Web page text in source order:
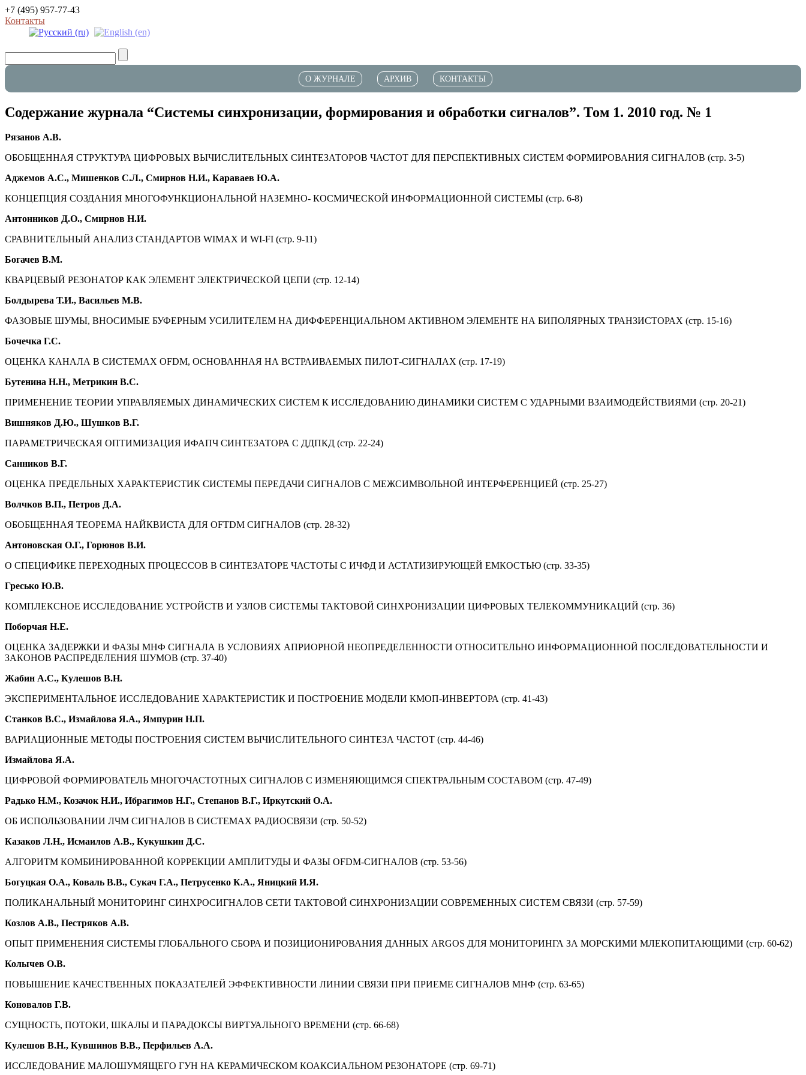
+7 (495) 957-77-43
Контакты
О ЖУРНАЛЕ АРХИВ КОНТАКТЫ
Содержание журнала “Системы синхронизации, формирования и обработки сигналов”. Том 1. 2010 год. № 1
Рязанов А.В.
ОБОБЩЕННАЯ СТРУКТУРА ЦИФРОВЫХ ВЫЧИСЛИТЕЛЬНЫХ СИНТЕЗАТОРОВ ЧАСТОТ ДЛЯ ПЕРСПЕКТИВНЫХ СИСТЕМ ФОРМИРОВАНИЯ СИГНАЛОВ (стр. 3-5)
Аджемов А.С., Мишенков С.Л., Смирнов Н.И., Караваев Ю.А.
КОНЦЕПЦИЯ СОЗДАНИЯ МНОГОФУНКЦИОНАЛЬНОЙ НАЗЕМНО- КОСМИЧЕСКОЙ ИНФОРМАЦИОННОЙ СИСТЕМЫ (стр. 6-8)
Антонников Д.О., Смирнов Н.И.
СРАВНИТЕЛЬНЫЙ АНАЛИЗ СТАНДАРТОВ WIMAX И WI-FI (стр. 9-11)
Богачев В.М.
КВАРЦЕВЫЙ РЕЗОНАТОР КАК ЭЛЕМЕНТ ЭЛЕКТРИЧЕСКОЙ ЦЕПИ (стр. 12-14)
Болдырева Т.И., Васильев М.В.
ФАЗОВЫЕ ШУМЫ, ВНОСИМЫЕ БУФЕРНЫМ УСИЛИТЕЛЕМ НА ДИФФЕРЕНЦИАЛЬНОМ АКТИВНОМ ЭЛЕМЕНТЕ НА БИПОЛЯРНЫХ ТРАНЗИСТОРАХ (стр. 15-16)
Бочечка Г.С.
ОЦЕНКА КАНАЛА В СИСТЕМАХ OFDM, ОСНОВАННАЯ НА ВСТРАИВАЕМЫХ ПИЛОТ-СИГНАЛАХ (стр. 17-19)
Бутенина Н.Н., Метрикин В.С.
ПРИМЕНЕНИЕ ТЕОРИИ УПРАВЛЯЕМЫХ ДИНАМИЧЕСКИХ СИСТЕМ К ИССЛЕДОВАНИЮ ДИНАМИКИ СИСТЕМ С УДАРНЫМИ ВЗАИМОДЕЙСТВИЯМИ (стр. 20-21)
Вишняков Д.Ю., Шушков В.Г.
ПАРАМЕТРИЧЕСКАЯ ОПТИМИЗАЦИЯ ИФАПЧ СИНТЕЗАТОРА С ДДПКД (стр. 22-24)
Санников В.Г.
ОЦЕНКА ПРЕДЕЛЬНЫХ ХАРАКТЕРИСТИК СИСТЕМЫ ПЕРЕДАЧИ СИГНАЛОВ С МЕЖСИМВОЛЬНОЙ ИНТЕРФЕРЕНЦИЕЙ (стр. 25-27)
Волчков В.П., Петров Д.А.
ОБОБЩЕННАЯ ТЕОРЕМА НАЙКВИСТА ДЛЯ OFTDM СИГНАЛОВ (стр. 28-32)
Антоновская О.Г., Горюнов В.И.
О СПЕЦИФИКЕ ПЕРЕХОДНЫХ ПРОЦЕССОВ В СИНТЕЗАТОРЕ ЧАСТОТЫ С ИЧФД И АСТАТИЗИРУЮЩЕЙ ЕМКОСТЬЮ (стр. 33-35)
Гресько Ю.В.
КОМПЛЕКСНОЕ ИССЛЕДОВАНИЕ УСТРОЙСТВ И УЗЛОВ СИСТЕМЫ ТАКТОВОЙ СИНХРОНИЗАЦИИ ЦИФРОВЫХ ТЕЛЕКОММУНИКАЦИЙ (стр. 36)
Поборчая Н.Е.
ОЦЕНКА ЗАДЕРЖКИ И ФАЗЫ МНФ СИГНАЛА В УСЛОВИЯХ АПРИОРНОЙ НЕОПРЕДЕЛЕННОСТИ ОТНОСИТЕЛЬНО ИНФОРМАЦИОННОЙ ПОСЛЕДОВАТЕЛЬНОСТИ И
ЗАКОНОВ РАСПРЕДЕЛЕНИЯ ШУМОВ (стр. 37-40)
Жабин А.С., Кулешов В.Н.
ЭКСПЕРИМЕНТАЛЬНОЕ ИССЛЕДОВАНИЕ ХАРАКТЕРИСТИК И ПОСТРОЕНИЕ МОДЕЛИ КМОП-ИНВЕРТОРА (стр. 41-43)
Станков В.С., Измайлова Я.А., Ямпурин Н.П.
ВАРИАЦИОННЫЕ МЕТОДЫ ПОСТРОЕНИЯ СИСТЕМ ВЫЧИСЛИТЕЛЬНОГО СИНТЕЗА ЧАСТОТ (стр. 44-46)
Измайлова Я.А.
ЦИФРОВОЙ ФОРМИРОВАТЕЛЬ МНОГОЧАСТОТНЫХ СИГНАЛОВ С ИЗМЕНЯЮЩИМСЯ СПЕКТРАЛЬНЫМ СОСТАВОМ (стр. 47-49)
Радько Н.М., Козачок Н.И., Ибрагимов Н.Г., Степанов В.Г., Иркутский О.А.
ОБ ИСПОЛЬЗОВАНИИ ЛЧМ СИГНАЛОВ В СИСТЕМАХ РАДИОСВЯЗИ (стр. 50-52)
Казаков Л.Н., Исмаилов А.В., Кукушкин Д.С.
АЛГОРИТМ КОМБИНИРОВАННОЙ КОРРЕКЦИИ АМПЛИТУДЫ И ФАЗЫ OFDM-СИГНАЛОВ (стр. 53-56)
Богуцкая О.А., Коваль В.В., Сукач Г.А., Петрусенко К.А., Яницкий И.Я.
ПОЛИКАНАЛЬНЫЙ МОНИТОРИНГ СИНХРОСИГНАЛОВ СЕТИ ТАКТОВОЙ СИНХРОНИЗАЦИИ СОВРЕМЕННЫХ СИСТЕМ СВЯЗИ (стр. 57-59)
Козлов А.В., Пестряков А.В.
ОПЫТ ПРИМЕНЕНИЯ СИСТЕМЫ ГЛОБАЛЬНОГО СБОРА И ПОЗИЦИОНИРОВАНИЯ ДАННЫХ ARGOS ДЛЯ МОНИТОРИНГА ЗА МОРСКИМИ МЛЕКОПИТАЮЩИМИ (стр. 60-62)
Колычев О.В.
ПОВЫШЕНИЕ КАЧЕСТВЕННЫХ ПОКАЗАТЕЛЕЙ ЭФФЕКТИВНОСТИ ЛИНИИ СВЯЗИ ПРИ ПРИЕМЕ СИГНАЛОВ МНФ (стр. 63-65)
Коновалов Г.В.
СУЩНОСТЬ, ПОТОКИ, ШКАЛЫ И ПАРАДОКСЫ ВИРТУАЛЬНОГО ВРЕМЕНИ (стр. 66-68)
Кулешов В.Н., Кувшинов В.В., Перфильев А.А.
ИССЛЕДОВАНИЕ МАЛОШУМЯЩЕГО ГУН НА КЕРАМИЧЕСКОМ КОАКСИАЛЬНОМ РЕЗОНАТОРЕ (стр. 69-71)